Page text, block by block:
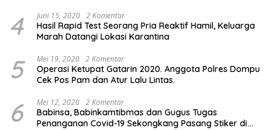
4 Juni 15, 2020 2 Komentar
Hasil Rapid Test Seorang Pria Reaktif Hamil, Keluarga
Marah Datangi Lokasi Karantina
5 Mei 19, 2020 2 Komentar
Operasi Ketupat Gatarin 2020. Anggota Polres Dompu
Cek Pos Pam dan Atur Lalu Lintas.
6 Mei 12, 2020 2 Komentar
Babinsa, Babinkamtibmas dan Gugus Tugas
Penanganan Covid-19 Sekongkang Pasang Stiker di